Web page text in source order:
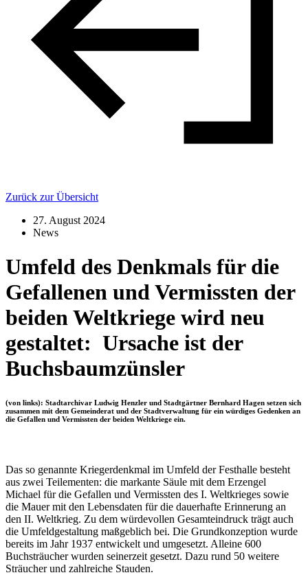
Zurück zur Übersicht
27. August 2024
News
Umfeld des Denkmals für die
Gefallenen und Vermissten der
beiden Weltkriege wird neu
gestaltet: Ursache ist der
Buchsbaumzünsler
(von links): Stadtarchivar Ludwig Henzler und Stadtgärtner Bernhard Hagen setzen sich
zusammen mit dem Gemeinderat und der Stadtverwaltung für ein würdiges Gedenken an
die Gefallen und Vermissten der beiden Weltkriege ein.
Das so genannte Kriegerdenkmal im Umfeld der Festhalle besteht
aus zwei Teilementen: die markante Säule mit dem Erzengel
Michael für die Gefallen und Vermissten des I. Weltkrieges sowie
die Mauer mit den Lebensdaten für die dauerhafte Erinnerung an
den II. Weltkrieg. Zu dem würdevollen Gesamteindruck trägt auch
die Umfeldgestaltung maßgeblich bei. Die Grundkonzeption wurde
bereits im Jahr 1937 entwickelt und umgesetzt. Alleine 600
Buchsträucher wurden seinerzeit gesetzt. Dazu rund 50 weitere
Sträucher und zahlreiche Stauden.